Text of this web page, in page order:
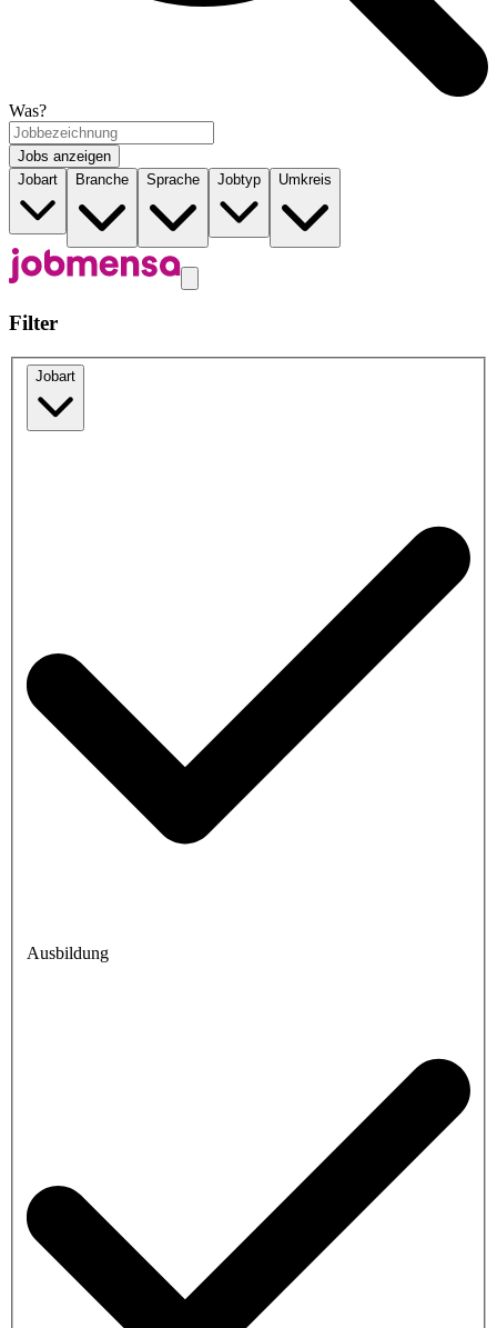
Was?
Jobs anzeigen
Jobart
Branche Sprache Jobtyp Umkreis
Filter
Jobart
Ausbildung